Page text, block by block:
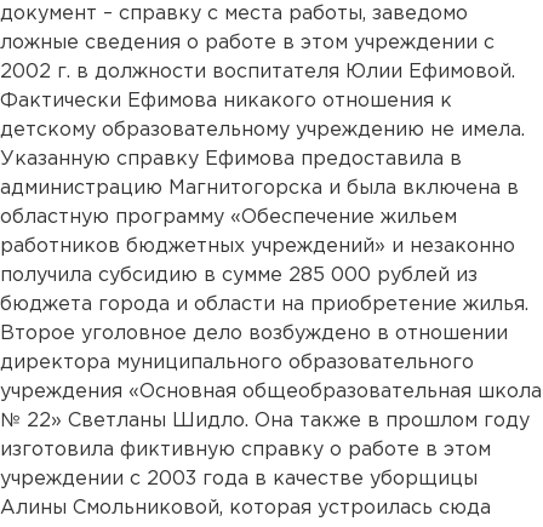
документ – справку с места работы, заведомо
ложные сведения о работе в этом учреждении с
2002 г. в должности воспитателя Юлии Ефимовой.
Фактически Ефимова никакого отношения к
детскому образовательному учреждению не имела.
Указанную справку Ефимова предоставила в
администрацию Магнитогорска и была включена в
областную программу «Обеспечение жильем
работников бюджетных учреждений» и незаконно
получила субсидию в сумме 285 000 рублей из
бюджета города и области на приобретение жилья.
Второе уголовное дело возбуждено в отношении
директора муниципального образовательного
учреждения «Основная общеобразовательная школа
№ 22» Светланы Шидло. Она также в прошлом году
изготовила фиктивную справку о работе в этом
учреждении с 2003 года в качестве уборщицы
Алины Смольниковой, которая устроилась сюда